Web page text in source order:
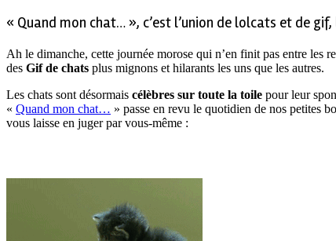
« Quand mon chat… », c’est l’union de lolcats et de
Ah le dimanche, cette journée morose qui n’en finit pas entre les
des Gif de chats plus mignons et hilarants les uns que les autres.
Les chats sont désormais célèbres sur toute la toile pour leur
« Quand mon chat… » passe en revu le quotidien de nos petites
vous laisse en juger par vous-même :